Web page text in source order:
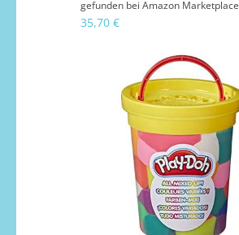
gefunden bei Amazon Marketplace
35,70 €